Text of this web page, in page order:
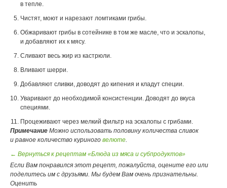
в тепле.
Чистят, моют и нарезают ломтиками грибы.
Обжаривают грибы в сотейнике в том же масле, что и эскалопы,
и добавляют их к мясу.
Сливают весь жир из кастрюли.
Вливают шерри.
Добавляют сливки, доводят до кипения и кладут специи.
Уваривают до необходимой консистенции. Доводят до вкуса
специями.
Процеживают через мелкий фильтр на эскалопы с грибами.
Примечание Можно использовать половину количества сливок
и равное количество куриного велюте.
← Вернуться к рецептам «Блюда из мяса и субпродуктов»
Если Вам понравился этот рецепт, пожалуйста, оцените его или
поделитесь им с друзьями. Мы будем Вам очень признательны.
Оценить